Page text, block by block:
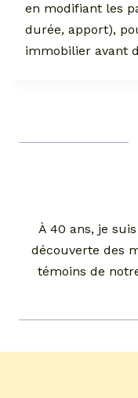
en modifiant les
durée, apport),
immobilier avant
À 40 ans, je
découverte des
témoins de